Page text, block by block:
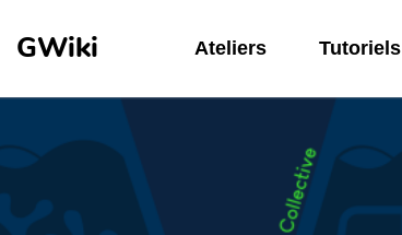
GWiki Ateliers Tutoriels